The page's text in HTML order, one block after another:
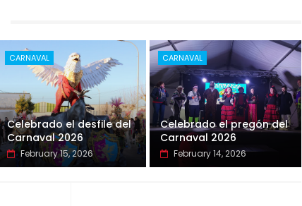
CARNAVAL
Celebrado el desfile del
Carnaval 2026
February 15, 2026
CARNAVAL
Celebrado el pregón del
Carnaval 2026
February 14, 2026